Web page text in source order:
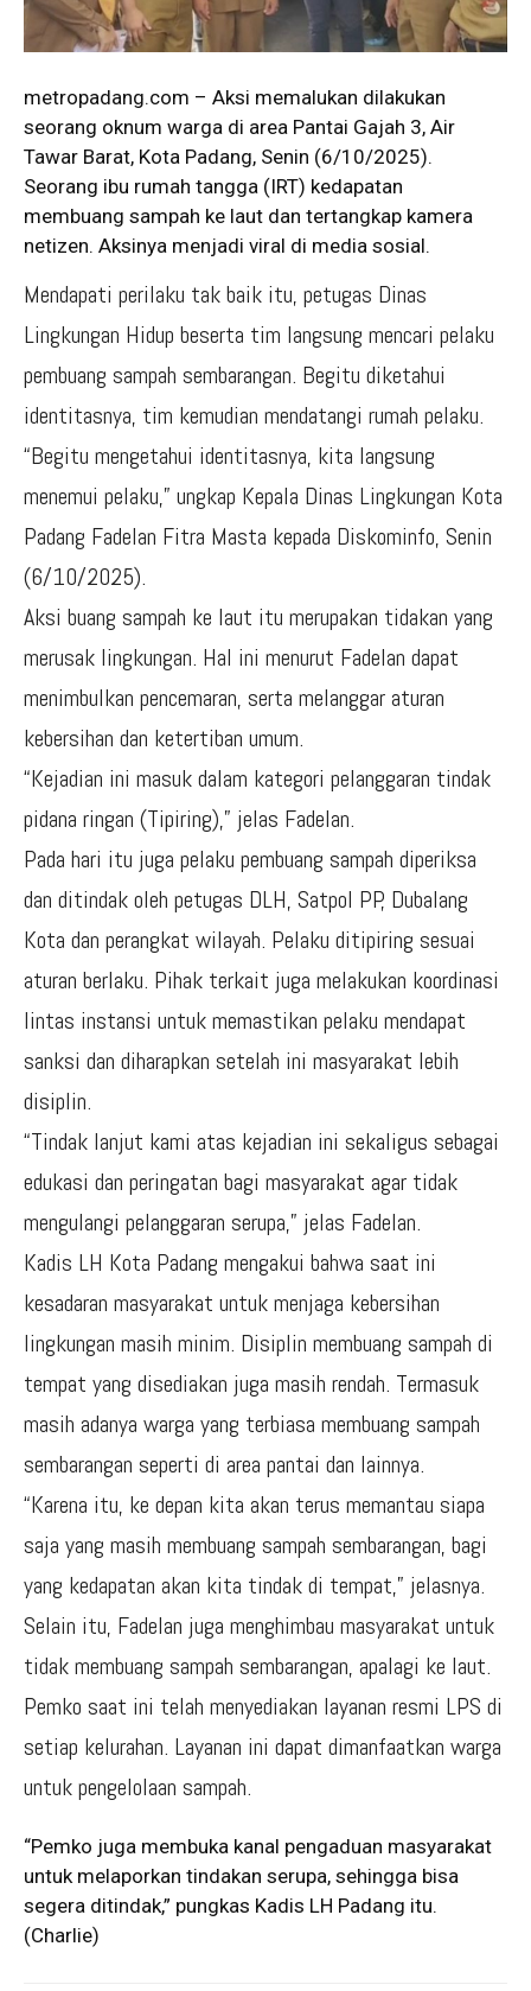
metropadang.com – Aksi memalukan dilakukan
seorang oknum warga di area Pantai Gajah 3, Air
Tawar Barat, Kota Padang, Senin (6/10/2025).
Seorang ibu rumah tangga (IRT) kedapatan
membuang sampah ke laut dan tertangkap kamera
netizen. Aksinya menjadi viral di media sosial.
Mendapati perilaku tak baik itu, petugas Dinas
Lingkungan Hidup beserta tim langsung mencari pelaku
pembuang sampah sembarangan. Begitu diketahui
identitasnya, tim kemudian mendatangi rumah pelaku.
“Begitu mengetahui identitasnya, kita langsung
menemui pelaku,” ungkap Kepala Dinas Lingkungan Kota
Padang Fadelan Fitra Masta kepada Diskominfo, Senin
(6/10/2025).
Aksi buang sampah ke laut itu merupakan tidakan yang
merusak lingkungan. Hal ini menurut Fadelan dapat
menimbulkan pencemaran, serta melanggar aturan
kebersihan dan ketertiban umum.
“Kejadian ini masuk dalam kategori pelanggaran tindak
pidana ringan (Tipiring),” jelas Fadelan.
Pada hari itu juga pelaku pembuang sampah diperiksa
dan ditindak oleh petugas DLH, Satpol PP, Dubalang
Kota dan perangkat wilayah. Pelaku ditipiring sesuai
aturan berlaku. Pihak terkait juga melakukan koordinasi
lintas instansi untuk memastikan pelaku mendapat
sanksi dan diharapkan setelah ini masyarakat lebih
disiplin.
“Tindak lanjut kami atas kejadian ini sekaligus sebagai
edukasi dan peringatan bagi masyarakat agar tidak
mengulangi pelanggaran serupa,” jelas Fadelan.
Kadis LH Kota Padang mengakui bahwa saat ini
kesadaran masyarakat untuk menjaga kebersihan
lingkungan masih minim. Disiplin membuang sampah di
tempat yang disediakan juga masih rendah. Termasuk
masih adanya warga yang terbiasa membuang sampah
sembarangan seperti di area pantai dan lainnya.
“Karena itu, ke depan kita akan terus memantau siapa
saja yang masih membuang sampah sembarangan, bagi
yang kedapatan akan kita tindak di tempat,” jelasnya.
Selain itu, Fadelan juga menghimbau masyarakat untuk
tidak membuang sampah sembarangan, apalagi ke laut.
Pemko saat ini telah menyediakan layanan resmi LPS di
setiap kelurahan. Layanan ini dapat dimanfaatkan warga
untuk pengelolaan sampah.
“Pemko juga membuka kanal pengaduan masyarakat
untuk melaporkan tindakan serupa, sehingga bisa
segera ditindak,” pungkas Kadis LH Padang itu.
(Charlie)